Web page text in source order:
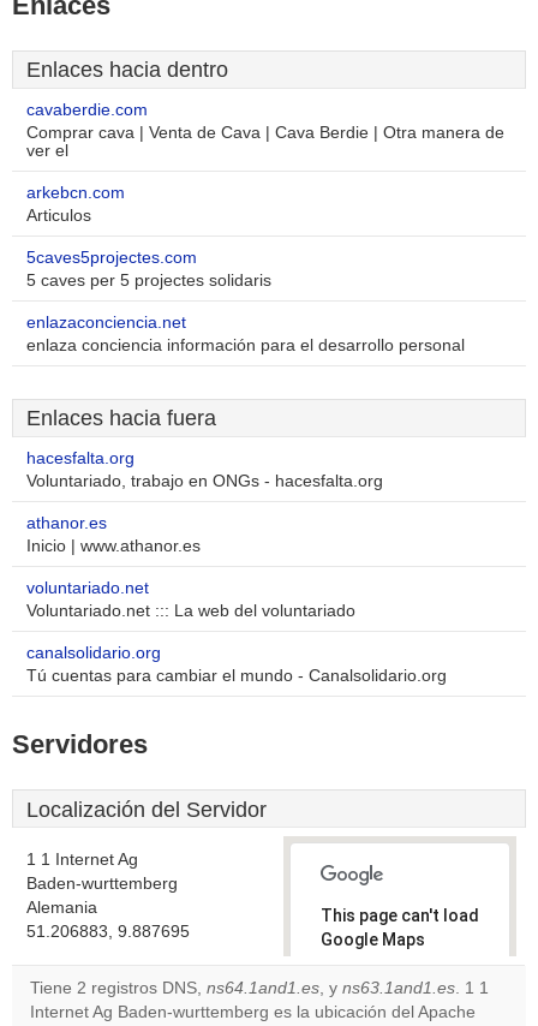
Enlaces hacia dentro
cavaberdie.com
Comprar cava | Venta de Cava | Cava Berdie | Otra manera de
ver el
arkebcn.com
Articulos
5caves5projectes.com
5 caves per 5 projectes solidaris
enlazaconciencia.net
enlaza conciencia información para el desarrollo personal
Enlaces hacia fuera
hacesfalta.org
Voluntariado, trabajo en ONGs - hacesfalta.org
athanor.es
Inicio | www.athanor.es
voluntariado.net
Voluntariado.net ::: La web del voluntariado
canalsolidario.org
Tú cuentas para cambiar el mundo - Canalsolidario.org
Servidores
Localización del Servidor
1 1 Internet Ag
Baden-wurttemberg
Alemania
51.206883, 9.887695
This page can't load
Google Maps
correctly.
Do you
Tiene 2 registros DNS, ns64.1and1.es, y ns63.1and1.es. 1 1
Internet Ag Baden-wurttemberg es la ubicación del Apache